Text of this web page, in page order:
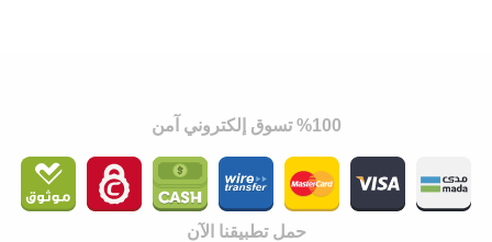
%100 تسوق إلكتروني آمن
حمل تطبيقنا الآن